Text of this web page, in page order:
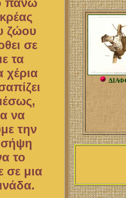
πάνω
ζώου
σε
τα
χέρια
να
την
σήψη
το
σε μια